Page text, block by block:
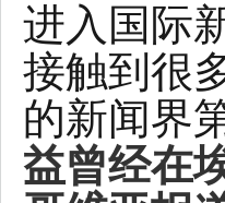
进入国际
接触到很
的新闻界
益曾经在